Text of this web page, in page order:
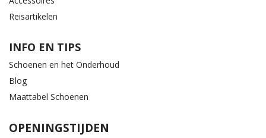
Reisartikelen
INFO EN TIPS
Schoenen en het Onderhoud
Blog
Maattabel Schoenen
OPENINGSTIJDEN